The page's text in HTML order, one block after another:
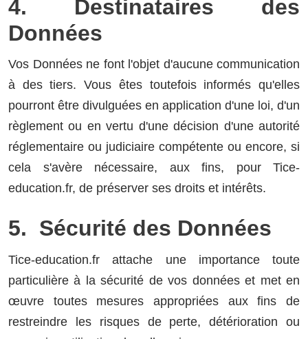
4. Destinataires des
Données
Vos Données ne font l'objet d'aucune communication
à des tiers. Vous êtes toutefois informés qu'elles
pourront être divulguées en application d'une loi, d'un
règlement ou en vertu d'une décision d'une autorité
réglementaire ou judiciaire compétente ou encore, si
cela s'avère nécessaire, aux fins, pour Tice-
education.fr, de préserver ses droits et intérêts.
5. Sécurité des Données
Tice-education.fr attache une importance toute
particulière à la sécurité de vos données et met en
œuvre toutes mesures appropriées aux fins de
restreindre les risques de perte, détérioration ou